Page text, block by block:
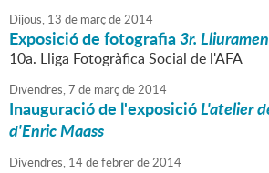
Dijous, 13 de marçde2014
Exposició de fotografia3r.
10a. Lliga Fotogràfica Social de l'AFA
Divendres,7 de marçde2014
Inauguració de l'exposicióL'atelier
d'Enric Maass
Divendres, 14defebrerde2014